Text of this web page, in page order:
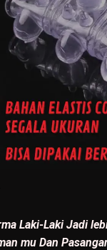
Laki-Laki Jadi
mu Dan